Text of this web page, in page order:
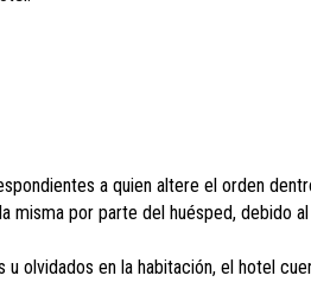
a quien altere el orden
misma por parte del huésped, debido
olvidados en la habitación, el hotel